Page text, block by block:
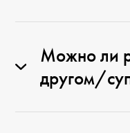
Можно ли
другом/